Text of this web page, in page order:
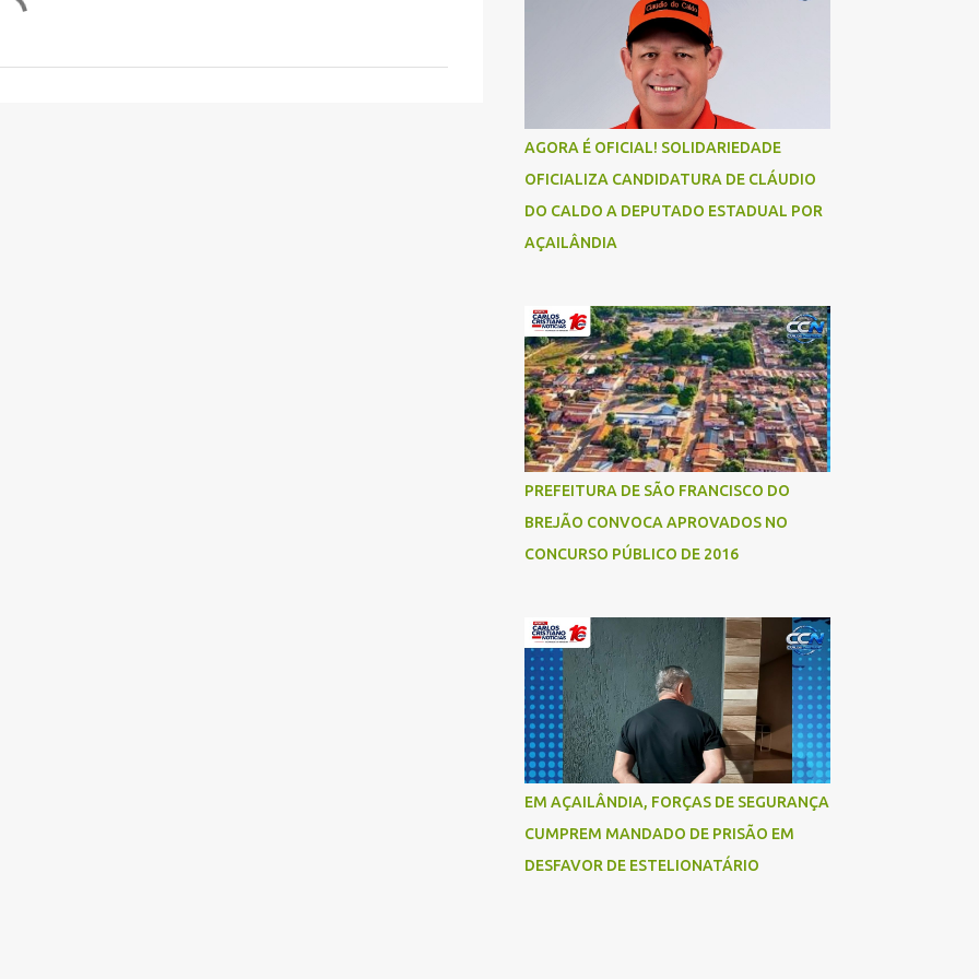
AGORA É OFICIAL! SOLIDARIEDADE
OFICIALIZA CANDIDATURA DE CLÁUDIO
DO CALDO A DEPUTADO ESTADUAL POR
AÇAILÂNDIA
PREFEITURA DE SÃO FRANCISCO DO
BREJÃO CONVOCA APROVADOS NO
CONCURSO PÚBLICO DE 2016
EM AÇAILÂNDIA, FORÇAS DE SEGURANÇA
CUMPREM MANDADO DE PRISÃO EM
DESFAVOR DE ESTELIONATÁRIO